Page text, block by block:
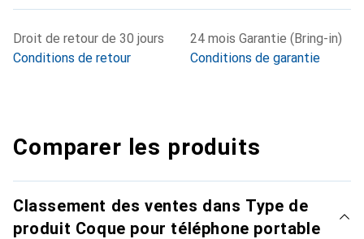
Droit de retour de 30 jours
Conditions de retour
24 mois Garantie (Bring-in)
Conditions de garantie
Comparer les produits
Classement des ventes dans Type de
produit Coque pour téléphone portable